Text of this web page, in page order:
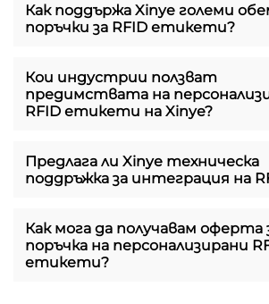
Как поддържа Xinye големи
поръчки за RFID етикети?
Кои индустрии ползват
предимствата на
RFID етикети на Xinye?
Предлага ли Xinye техническа
поддръжка за интеграция на
Как мога да получавам оферта
поръчка на персонализирани
етикети?